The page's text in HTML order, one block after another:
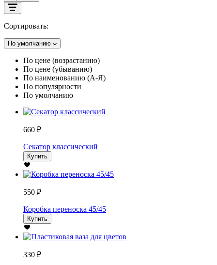
Сортировать:
По умолчанию
По цене (возрастанию)
По цене (убыванию)
По наименованию (А-Я)
По популярности
По умолчанию
660 ₽
Секатор классический
Купить
550 ₽
Коробка переноска 45/45
Купить
330 ₽